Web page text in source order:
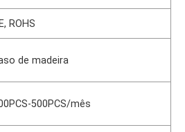
ROHS
de madeira
500PCS/mês